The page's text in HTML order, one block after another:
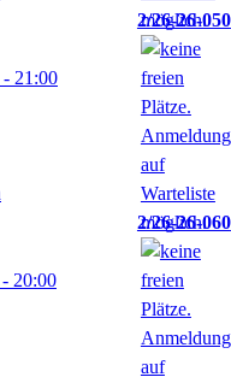
2/26-26-050
- 21:00
2/26-26-060
- 20:00